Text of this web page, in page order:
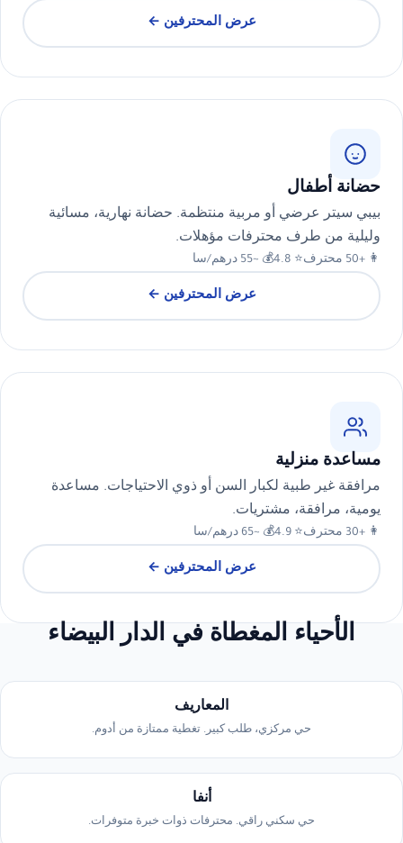
عرض المحترفين ←
حضانة أطفال
بيبي سيتر عرضي أو مربية منتظمة. حضانة نهارية، مسائية
وليلية من طرف محترفات مؤهلات.
👩 +50 محترف ⭐ 4.8 💰 ~55 درهم/سا
عرض المحترفين ←
مساعدة منزلية
مرافقة غير طبية لكبار السن أو ذوي الاحتياجات. مساعدة
يومية، مرافقة، مشتريات.
👩 +30 محترف ⭐ 4.9 💰 ~65 درهم/سا
عرض المحترفين ←
الأحياء المغطاة في الدار البيضاء
المعاريف
حي مركزي، طلب كبير. تغطية ممتازة من أدوم.
أنفا
حي سكني راقي. محترفات ذوات خبرة متوفرات.